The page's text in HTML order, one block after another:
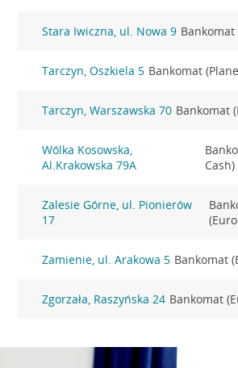
Stara Iwiczna, ul. Nowa 9
Tarczyn, Oszkiela 5 Bankomat
Tarczyn, Warszawska 70 Bankomat
Wólka Kosowska,
Al.Krakowska 79A
Cash)
Zalesie Górne, ul. Pionierów
17
Zamienie, ul. Arakowa 5 Bankomat
Zgorzała, Raszyńska 24 Bankomat